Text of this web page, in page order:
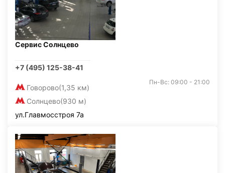
Сервис Солнцево
+7 (495) 125-38-41
Говорово(1,35 км)
Солнцево(930 м)
Пн-Вс: 09:00 - 21:00
ул.Главмосстроя 7а